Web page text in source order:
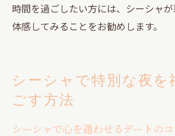
時間を過ごしたい方には、シーシャ
体感してみることをお勧めします。
シーシャで特別な夜を
ごす方法
シーシャで心を通わせるデートのコ